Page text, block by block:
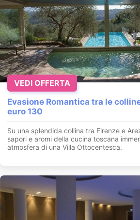
Evasione Romantica tra le
euro 130
Su una splendida collina tra Firenze e
sapori e aromi della cucina toscana
atmosfera di una Villa Ottocentesca.
VEDI OFFERTA